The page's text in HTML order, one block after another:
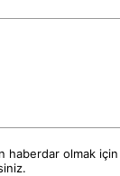
haberdar olmak